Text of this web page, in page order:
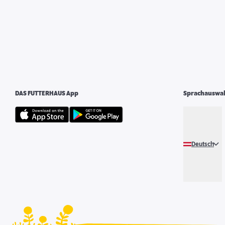
DAS FUTTERHAUS App
Deutsch